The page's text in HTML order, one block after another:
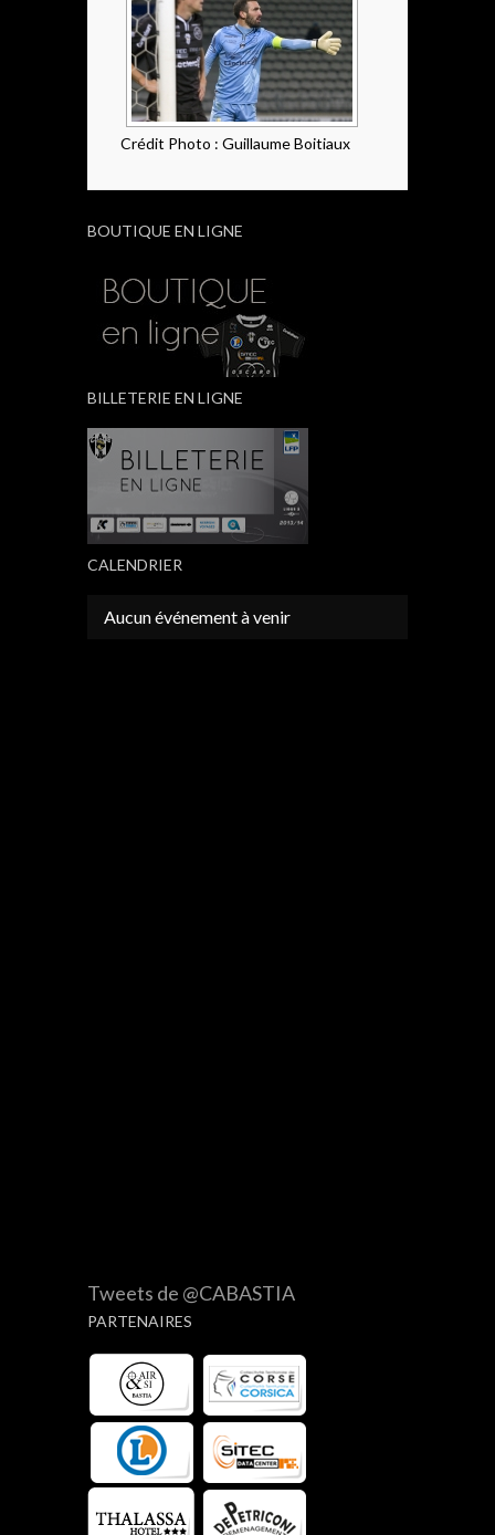
Crédit Photo : Guillaume Boitiaux
BOUTIQUE EN LIGNE
BILLETERIE EN LIGNE
CALENDRIER
Aucun événement à venir
Tweets de @CABASTIA
PARTENAIRES